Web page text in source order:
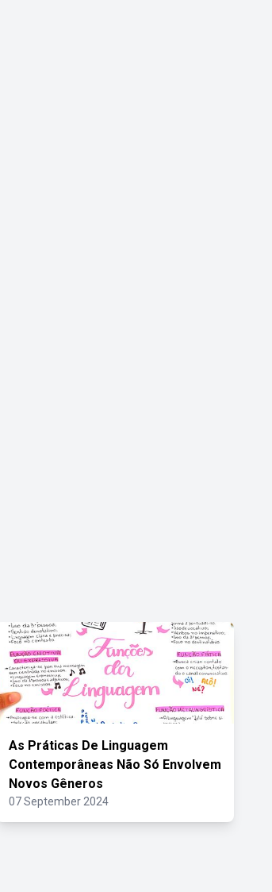
As Práticas De Linguagem
Contemporâneas Não Só Envolvem
Novos Gêneros
07 September 2024